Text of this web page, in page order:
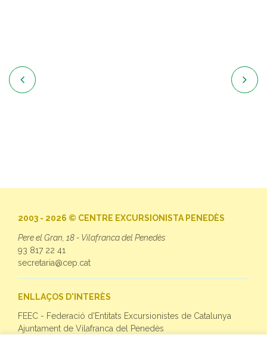
 
2003 - 2026 © CENTRE EXCURSIONISTA PENEDÈS
Pere el Gran, 18 - Vilafranca del Penedès
93 817 22 41
secretaria@cep.cat
ENLLAÇOS D'INTERÈS
FEEC - Federació d'Entitats Excursionistes de Catalunya
Ajuntament de Vilafranca del Penedès